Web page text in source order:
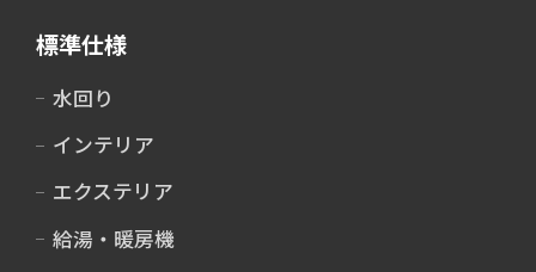
標準仕様
水回り
インテリア
エクステリア
給湯・暖房機